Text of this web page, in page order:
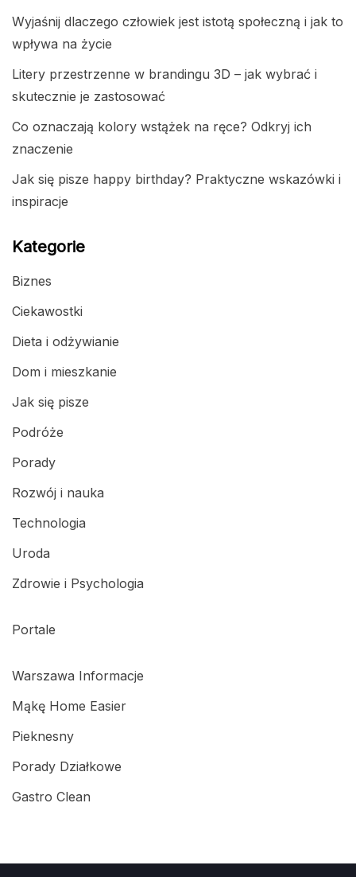
Wyjaśnij dlaczego człowiek jest istotą społeczną i jak to
wpływa na życie
Litery przestrzenne w brandingu 3D – jak wybrać i
skutecznie je zastosować
Co oznaczają kolory wstążek na ręce? Odkryj ich
znaczenie
Jak się pisze happy birthday? Praktyczne wskazówki i
inspiracje
Kategorie
Biznes
Ciekawostki
Dieta i odżywianie
Dom i mieszkanie
Jak się pisze
Podróże
Porady
Rozwój i nauka
Technologia
Uroda
Zdrowie i Psychologia
Portale
Warszawa Informacje
Mąkę Home Easier
Pieknesny
Porady Działkowe
Gastro Clean